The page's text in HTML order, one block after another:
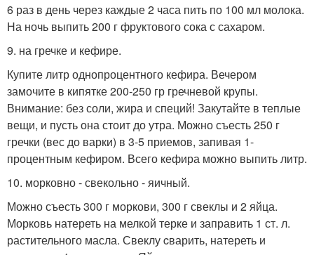
6 раз в день через каждые 2 часа пить по 100 мл молока.
На ночь выпить 200 г фруктового сока с сахаром.
9. на гречке и кефире.
Купите литр однопроцентного кефира. Вечером
замочите в кипятке 200-250 гр гречневой крупы.
Внимание: без соли, жира и специй! Закутайте в теплые
вещи, и пусть она стоит до утра. Можно съесть 250 г
гречки (вес до варки) в 3-5 приемов, запивая 1-
процентным кефиром. Всего кефира можно выпить литр.
10. морковно - свекольно - яичный.
Можно съесть 300 г моркови, 300 г свеклы и 2 яйца.
Морковь натереть на мелкой терке и заправить 1 ст. л.
растительного масла. Свеклу cварить, натереть и